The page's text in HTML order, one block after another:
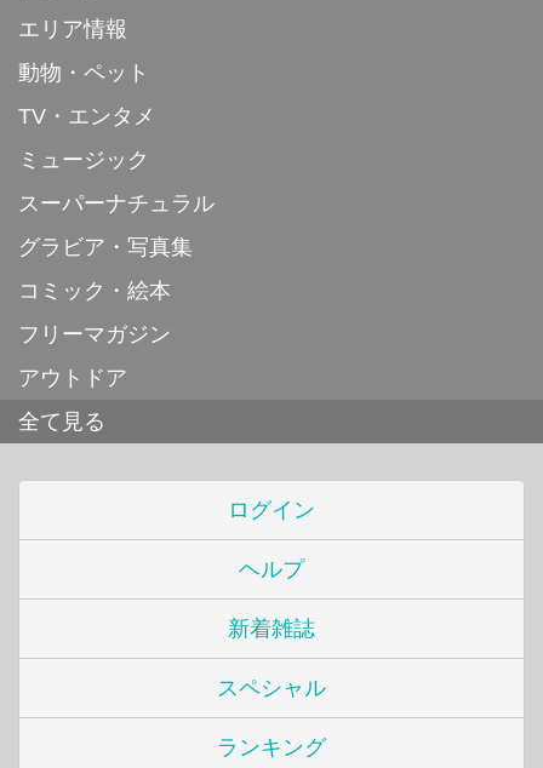
エリア情報
動物・ペット
TV・エンタメ
ミュージック
スーパーナチュラル
グラビア・写真集
コミック・絵本
フリーマガジン
アウトドア
全て見る
ログイン
ヘルプ
新着雑誌
スペシャル
ランキング